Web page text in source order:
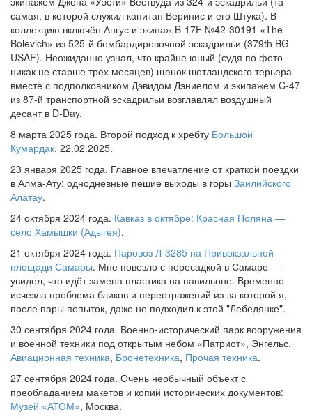
самая, в которой служил капитан Веринис и его Штука). В
коллекцию включён Ангус и экипаж B-17F №42-30191 «The
Bolevich» из 525-й бомбардировочной эскадрильи (379th BG
USAF). Неожиданно узнал, что крайне юный (судя по фото
никак не старше трёх месяцев) щенок шотландского терьера
вместе с подполковником Дэвидом Дэниелом и экипажем C-47
из 87-й транспортной эскадрильи возглавлял воздушный
десант в D-Day.
8 марта 2025 года. Второй подход к хребту Большой
Кумардак, 22.02.2025.
23 января 2025 года. Главное впечатление от краткой поездки
в Алма-Ату: однодневные пешие выходы в горы Заилийского
Алатау.
24 октября 2024 года. Кавказ в октябре: Красная Поляна —
село Хамышки (Адыгея).
21 октября 2024 года. Паровоз Л-3285 на Привокзальной
площади Самары. Мне повезло с пересадкой в Самаре —
увидел, что идёт замена пластика на павильоне. Временно
исчезла проблема бликов и переотражений из-за которой я,
после пары попыток, даже не подходил к этой "Лебедянке".
30 сентября 2024 года. Военно-исторический парк вооружения
и военной техники под открытым небом «Патриот», Энгельс.
Авиационная техника, Бронетехника, Прочая техника.
27 сентября 2024 года. Очень необычный объект с
преобладанием макетов и копий исторических документов:
Музей «АТОМ», Москва.